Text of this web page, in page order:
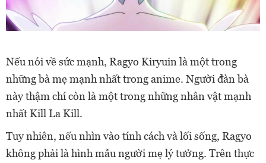
Nếu nói về sức mạnh, Ragyo Kiryuin là một trong
những bà mẹ mạnh nhất trong anime. Người đàn bà
này thậm chí còn là một trong những nhân vật mạnh
nhất Kill La Kill.
Tuy nhiên, nếu nhìn vào tính cách và lối sống, Ragyo
không phải là hình mẫu người mẹ lý tưởng. Trên thực